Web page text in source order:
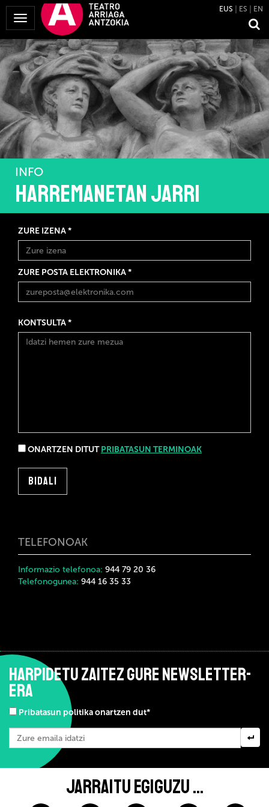
Menua
erakutsi
EUS ES EN
INFO
Harremanetan jarri
ZURE IZENA *
ZURE POSTA ELEKTRONIKA *
KONTSULTA *
ONARTZEN DITUTPRIBATASUN TERMINOAK
TELEFONOAK
Informazio telefonoa: 944 79 20 36
Telefonogunea: 944 16 35 33
HARPIDETU ZAITEZ GURE NEWSLETTER-
ERA
Pribatasun politika onartzen dut*
JARRAITU EGIGUZU ...